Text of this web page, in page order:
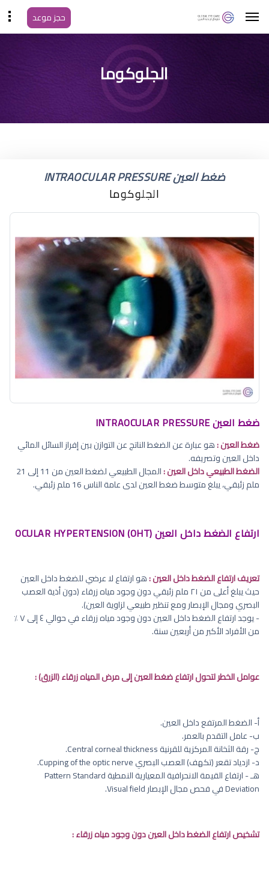
حجز موعد
المياه الزرقاء في العين
تسمى مرض
الجلوكوما
ضغط العين INTRAOCULAR PRESSURE
الجلوكوما
ضغط العين INTRAOCULAR PRESSURE
ضغط العين :هو عبارة عن الضغط الناتج عن التوازن بين إفراز السائل المائي
داخل العين وتصريفه.
الضغط الطبيعي داخل العين :
المجال الطبيعي لضغط العين من 11 إلى 21
ملم زئبقي، يبلغ متوسط ضغط العين لدى عامة الناس 16 ملم زئبقي.
ارتفاع الضغط داخل العين OCULAR HYPERTENSION (OHT)
تعريف ارتفاع الضغط داخل العين :هو ارتفاع لا عرضي للضغط داخل العين
حيث يبلغ أعلى من ٢١ ملم زئبقي دون وجود مياه زرقاء (دون أذية العصب
البصري ومجال الإبصار ومع تنظير طبيعي لزاوية العين).
- يوجد ارتفاع الضغط داخل العين دون وجود مياه زرقاء في حوالي ٤ إلى ٧ ٪
من الأفراد الأكبر من أربعين سنة.
عوامل الخطر لتحول ارتفاع ضغط العين إلى مرض المياه زرقاء (الزرق) :
أ‌- الضغط المرتفع داخل العين.
ب‌- عامل التقدم بالعمر.
ج- رقة الثخانة المركزية للقرنية Central corneal thickness.
د- ازدياد تقعر (تكهف) العصب البصري Cupping of the optic nerve.
هـ - ارتفاع القيمة الانحرافية المعيارية النمطية Pattern Standard
Deviation في فحص مجال الإبصار Visual field.
تشخيص ارتفاع الضغط داخل العين دون وجود مياه زرقاء :